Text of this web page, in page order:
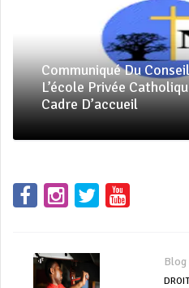
Communiqué Du
L’école Privée
Cadre D’accueil
Blog